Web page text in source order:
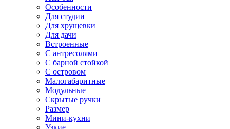
Особенности
Для студии
Для хрущевки
Для дачи
Встроенные
С антресолями
С барной стойкой
С островом
Малогабаритные
Модульные
Скрытые ручки
Размер
Мини-кухни
Узкие